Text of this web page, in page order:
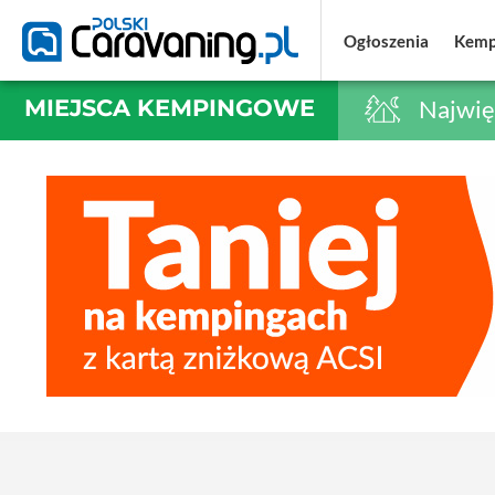
Ogłoszenia
MIEJSCA KEMPINGOWE
Ogłoszenia